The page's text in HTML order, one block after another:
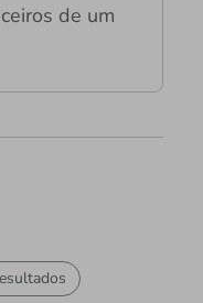
de um